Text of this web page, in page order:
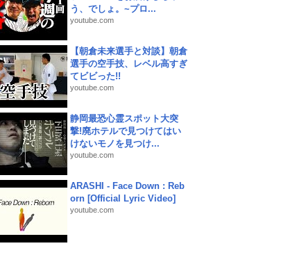
う、でしょ。~プロ...
youtube.com
【朝倉未来選手と対談】朝倉
選手の空手技、レベル高すぎ
てビビった!!
youtube.com
静岡最恐心霊スポット大突
撃!廃ホテルで見つけてはい
けないモノを見つけ...
youtube.com
ARASHI - Face Down : Reb
orn [Official Lyric Video]
youtube.com